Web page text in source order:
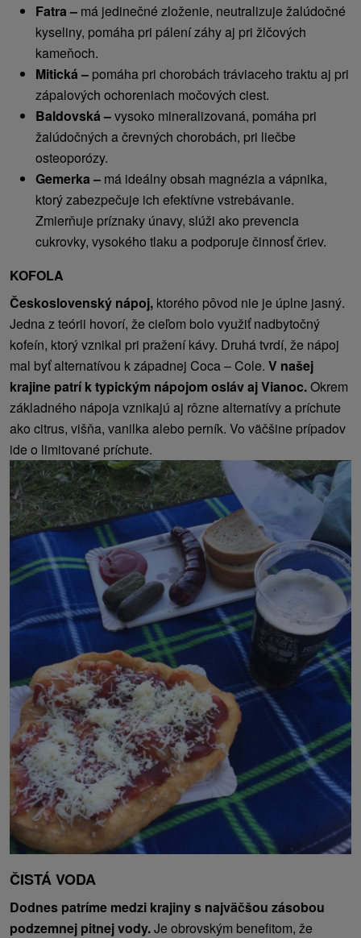
Fatra – má jedinečné zloženie, neutralizuje žalúdočné
kyseliny, pomáha pri pálení záhy aj pri žlčových
kameňoch.
Mitická – pomáha pri chorobách tráviaceho traktu aj pri
zápalových ochoreniach močových ciest.
Baldovská –vysoko mineralizovaná, pomáha pri
žalúdočných a črevných chorobách, pri liečbe
osteoporózy.
Gemerka – má ideálny obsah magnézia a vápnika,
ktorý zabezpečuje ich efektívne vstrebávanie.
Zmierňuje príznaky únavy, slúži ako prevencia
cukrovky, vysokého tlaku a podporuje činnosť čriev.
KOFOLA
Československý nápoj, ktorého pôvod nie je úplne jasný.
Jedna z teórii hovorí, že cieľom bolo využiť nadbytočný
kofeín, ktorý vznikal pri pražení kávy. Druhá tvrdí, že nápoj
mal byť alternatívou k západnej Coca – Cole. V našej
krajine patrí k typickým nápojom osláv aj Vianoc.Okrem
základného nápoja vznikajú aj rôzne alternatívy a príchute
ako citrus, višňa, vanilka alebo perník. Vo väčšine prípadov
ide o limitované príchute.
ČISTÁ VODA
Dodnes patríme medzi krajiny s najväčšou zásobou
podzemnej pitnej vody.Je obrovským benefitom, že